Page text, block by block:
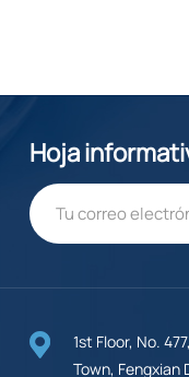
Hoja
1st Floor, No.
Town, Fengxian